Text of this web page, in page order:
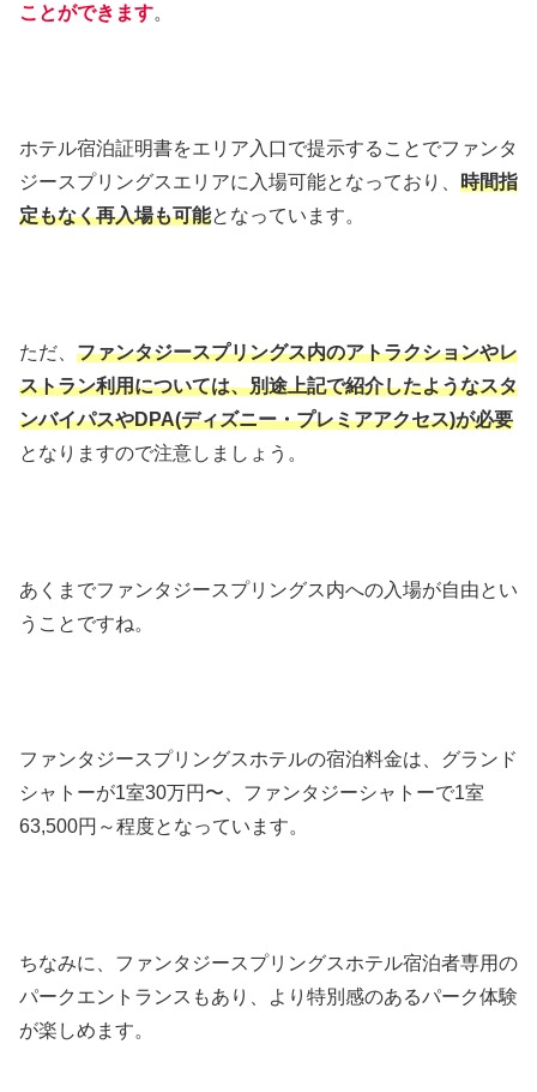
ことができます。
ホテル宿泊証明書をエリア入口で提示することでファンタ
ジースプリングスエリアに入場可能となっており、 時間指
定もなく再入場も可能となっています。
ただ、 ファンタジースプリングス内のアトラクションやレ
ストラン利用については、別途上記で紹介したようなスタ
ンバイパスやDPA(ディズニー・プレミアアクセス)が必要
となりますので注意しましょう。
あくまでファンタジースプリングス内への入場が自由とい
うことですね。
ファンタジースプリングスホテルの宿泊料金は、 グランド
シャトーが1室30万円〜、ファンタジーシャトーで1室
63,500円～程度となっています。
ちなみに、ファンタジースプリングスホテル宿泊者専用の
パークエントランスもあり、より特別感のあるパーク体験
が楽しめます。